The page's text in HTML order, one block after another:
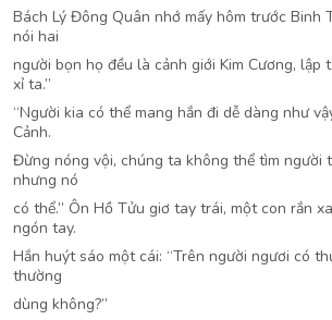
Bách Lý Đông Quân nhớ mấy hôm trước Binh
nói hai
người bọn họ đều là cảnh giới Kim Cương, lập
xỉ ta.”
“Người kia có thể mang hắn đi dễ dàng như
Cảnh.
Đừng nóng vội, chúng ta không thể tìm người
nhưng nó
có thể.” Ôn Hồ Tửu giơ tay trái, một con rắn
ngón tay.
Hắn huýt sáo một cái: “Trên người ngươi có
thường
dùng không?”